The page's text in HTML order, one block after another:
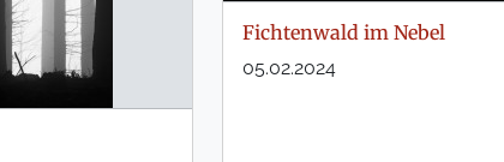
Fichtenwald im Nebel
05.02.2024